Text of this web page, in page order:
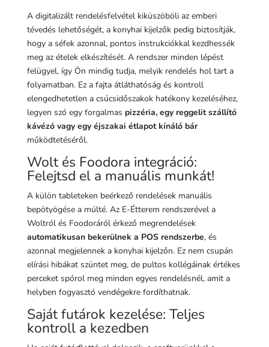
A digitalizált rendelésfelvétel kiküszöböli az emberi
tévedés lehetőségét, a konyhai kijelzők pedig biztosítják,
hogy a séfek azonnal, pontos instrukciókkal kezdhessék
meg az ételek elkészítését. A rendszer minden lépést
felügyel, így Ön mindig tudja, melyik rendelés hol tart a
folyamatban. Ez a fajta átláthatóság és kontroll
elengedhetetlen a csúcsidőszakok hatékony kezeléséhez,
legyen szó egy forgalmas pizzéria, egy reggelit szállító
kávézó vagy egy éjszakai étlapot kínáló bár
működtetéséről.
Wolt és Foodora integráció:
Felejtsd el a manuális munkát!
A külön tableteken beérkező rendelések manuális
bepötyögése a múlté. Az E-Étterem rendszerével a
Woltról és Foodoráról érkező megrendelések
automatikusan bekerülnek a POS rendszerbe, és
azonnal megjelennek a konyhai kijelzőn. Ez nem csupán
elírási hibákat szüntet meg, de pultos kollégáinak értékes
perceket spórol meg minden egyes rendelésnél, amit a
helyben fogyasztó vendégekre fordíthatnak.
Saját futárok kezelése: Teljes
kontroll a kezedben